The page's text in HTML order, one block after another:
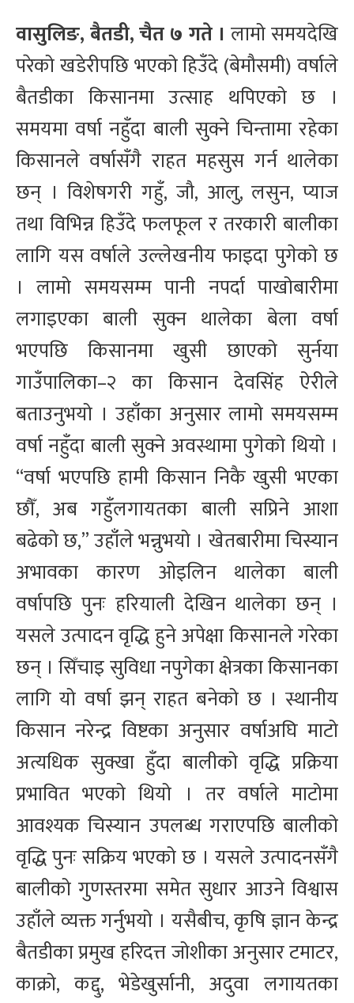
वासुलिङ, बैतडी, चैत ७ गते । लामो समयदेखि
परेको खडेरीपछि भएको हिउँदे (बेमौसमी) वर्षाले
बैतडीका किसानमा उत्साह थपिएको छ ।
समयमा वर्षा नहुँदा बाली सुक्ने चिन्तामा रहेका
किसानले वर्षासँगै राहत महसुस गर्न थालेका
छन् । विशेषगरी गहुँ, जौ, आलु, लसुन, प्याज
तथा विभिन्न हिउँदे फलफूल र तरकारी बालीका
लागि यस वर्षाले उल्लेखनीय फाइदा पुगेको छ
। लामो समयसम्म पानी नपर्दा पाखोबारीमा
लगाइएका बाली सुक्न थालेका बेला वर्षा
भएपछि किसानमा खुसी छाएको सुर्नया
गाउँपालिका–२ का किसान देवसिंह ऐरीले
बताउनुभयो । उहाँका अनुसार लामो समयसम्म
वर्षा नहुँदा बाली सुक्ने अवस्थामा पुगेको थियो ।
“वर्षा भएपछि हामी किसान निकै खुसी भएका
छौँ, अब गहुँलगायतका बाली सप्रिने आशा
बढेको छ,” उहाँले भन्नुभयो । खेतबारीमा चिस्यान
अभावका कारण ओइलिन थालेका बाली
वर्षापछि पुनः हरियाली देखिन थालेका छन् ।
यसले उत्पादन वृद्धि हुने अपेक्षा किसानले गरेका
छन् । सिँचाइ सुविधा नपुगेका क्षेत्रका किसानका
लागि यो वर्षा झन् राहत बनेको छ । स्थानीय
किसान नरेन्द्र विष्टका अनुसार वर्षाअघि माटो
अत्यधिक सुक्खा हुँदा बालीको वृद्धि प्रक्रिया
प्रभावित भएको थियो । तर वर्षाले माटोमा
आवश्यक चिस्यान उपलब्ध गराएपछि बालीको
वृद्धि पुनः सक्रिय भएको छ । यसले उत्पादनसँगै
बालीको गुणस्तरमा समेत सुधार आउने विश्वास
उहाँले व्यक्त गर्नुभयो । यसैबीच, कृषि ज्ञान केन्द्र
बैतडीका प्रमुख हरिदत्त जोशीका अनुसार टमाटर,
काक्रो, कद्दु, भेडेखुर्सानी, अदुवा लगायतका